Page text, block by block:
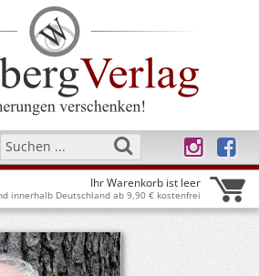
Ihr Warenkorb ist leer
innerhalb Deutschland ab 9,90 € kostenfrei